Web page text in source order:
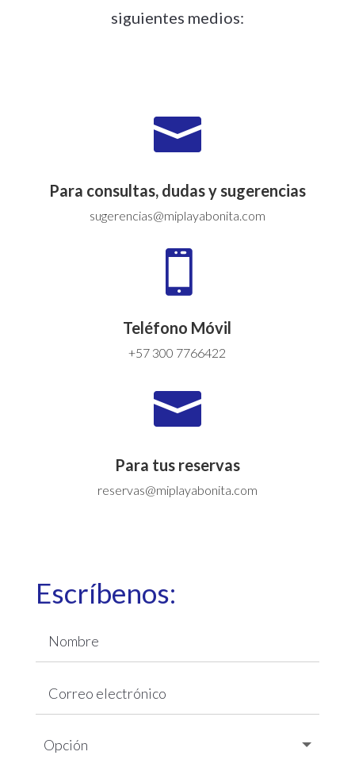
siguientes medios:

Para consultas, dudas y sugerencias
sugerencias@miplayabonita.com

Teléfono Móvil
+57 300 7766422

Para tus reservas
reservas@miplayabonita.com
Escríbenos: